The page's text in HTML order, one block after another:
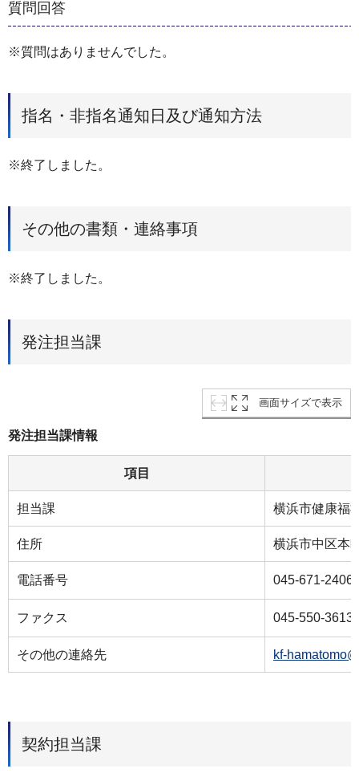
質問回答
※質問はありませんでした。
指名・非指名通知日及び通知方法
※終了しました。
その他の書類・連絡事項
※終了しました。
発注担当課
画面サイズで表示
発注担当課情報
項目
担当課 横浜市健康福
住所 横浜市中区本
電話番号 045-671-2406
ファクス 045-550-3613
その他の連絡先 kf-
契約担当課